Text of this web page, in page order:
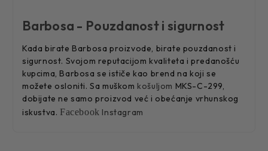
Barbosa - Pouzdanost i sigurnost
Kada birate Barbosa proizvode, birate pouzdanost i
sigurnost. Svojom reputacijom kvaliteta i predanošću
kupcima, Barbosa se ističe kao brend na koji se
možete osloniti. Sa muškom košuljom MKS-C-299,
dobijate ne samo proizvod već i obećanje vrhunskog
iskustva. Facebook Instagram